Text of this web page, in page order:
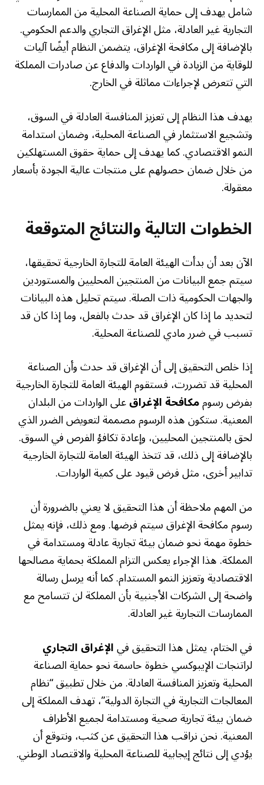
شامل يهدف إلى حماية الصناعة المحلية من الممارسات
التجارية غير العادلة، مثل الإغراق التجاري والدعم الحكومي.
بالإضافة إلى مكافحة الإغراق، يتضمن النظام أيضًا آليات
للوقاية من الزيادة في الواردات والدفاع عن صادرات المملكة
التي تتعرض لإجراءات مماثلة في الخارج.
يهدف هذا النظام إلى تعزيز المنافسة العادلة في السوق،
وتشجيع الاستثمار في الصناعة المحلية، وضمان استدامة
النمو الاقتصادي. كما يهدف إلى حماية حقوق المستهلكين
من خلال ضمان حصولهم على منتجات عالية الجودة بأسعار
معقولة.
الخطوات التالية والنتائج المتوقعة
الآن بعد أن بدأت الهيئة العامة للتجارة الخارجية تحقيقها،
سيتم جمع البيانات من المنتجين المحليين والمستوردين
والجهات الحكومية ذات الصلة. سيتم تحليل هذه البيانات
لتحديد ما إذا كان الإغراق قد حدث بالفعل، وما إذا كان قد
تسبب في ضرر مادي للصناعة المحلية.
إذا خلص التحقيق إلى أن الإغراق قد حدث وأن الصناعة
المحلية قد تضررت، فستقوم الهيئة العامة للتجارة الخارجية
بفرض رسوممكافحة الإغراقعلى الواردات من البلدان
المعنية. ستكون هذه الرسوم مصممة لتعويض الضرر الذي
لحق بالمنتجين المحليين، وإعادة تكافؤ الفرص في السوق.
بالإضافة إلى ذلك، قد تتخذ الهيئة العامة للتجارة الخارجية
تدابير أخرى، مثل فرض قيود على كمية الواردات.
من المهم ملاحظة أن هذا التحقيق لا يعني بالضرورة أن
رسوم مكافحة الإغراق سيتم فرضها. ومع ذلك، فإنه يمثل
خطوة مهمة نحو ضمان بيئة تجارية عادلة ومستدامة في
المملكة. هذا الإجراء يعكس التزام المملكة بحماية مصالحها
الاقتصادية وتعزيز النمو المستدام. كما أنه يرسل رسالة
واضحة إلى الشركات الأجنبية بأن المملكة لن تتسامح مع
الممارسات التجارية غير العادلة.
في الختام، يمثل هذا التحقيق فيالإغراق التجاري
لراتنجات الإيبوكسي خطوة حاسمة نحو حماية الصناعة
المحلية وتعزيز المنافسة العادلة. من خلال تطبيق “نظام
المعالجات التجارية في التجارة الدولية”، تهدف المملكة إلى
ضمان بيئة تجارية صحية ومستدامة لجميع الأطراف
المعنية. نحن نراقب هذا التحقيق عن كثب، ونتوقع أن
يؤدي إلى نتائج إيجابية للصناعة المحلية والاقتصاد الوطني.